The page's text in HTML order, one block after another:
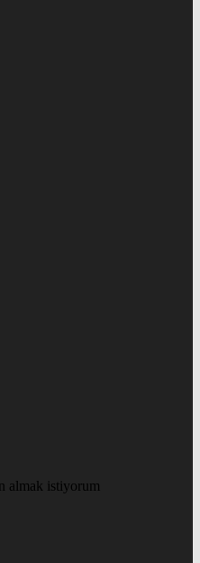
almak istiyorum